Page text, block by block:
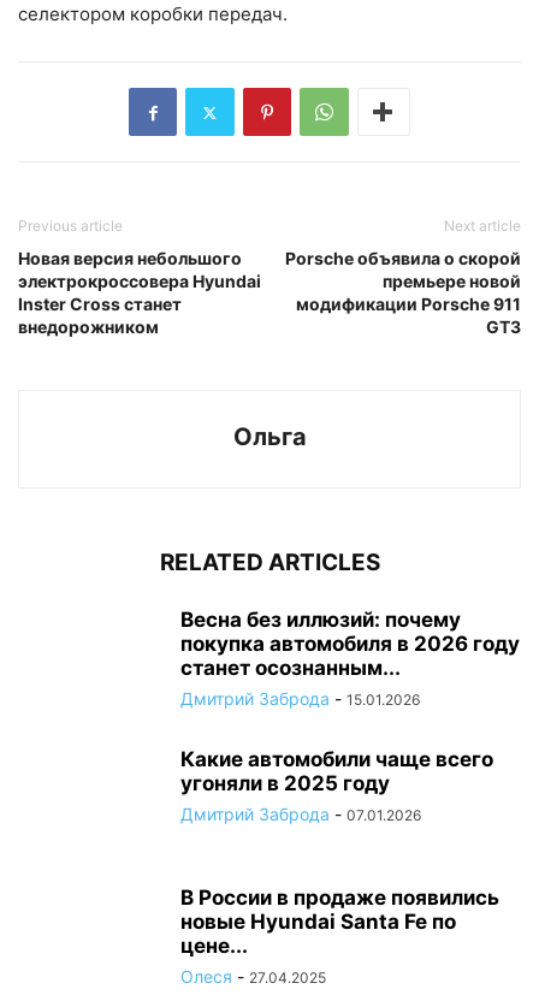
селектором коробки передач.
Previous article
Новая версия небольшого
электрокроссовера Hyundai
Inster Cross станет
внедорожником
Next article
Porsche объявила о скорой
премьере новой
модификации Porsche 911
GT3
Ольга
RELATED ARTICLES
Весна без иллюзий: почему
покупка автомобиля в 2026 году
станет осознанным...
Дмитрий Заброда - 15.01.2026
Какие автомобили чаще всего
угоняли в 2025 году
Дмитрий Заброда - 07.01.2026
В России в продаже появились
новые Hyundai Santa Fe по
цене...
Олеся - 27.04.2025